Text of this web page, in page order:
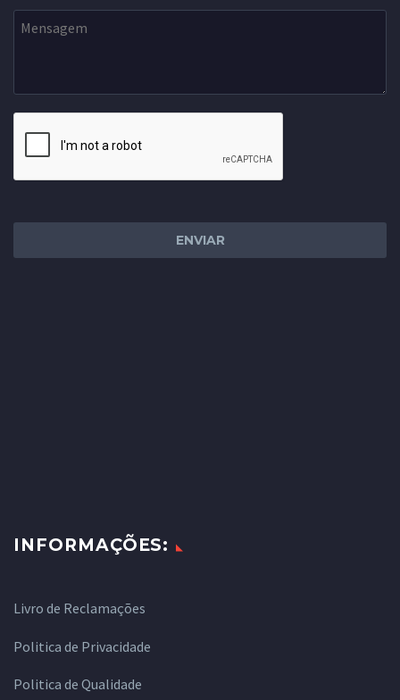
INFORMAÇÕES:
Livro de Reclamações
Politica de Privacidade
Politica de Qualidade